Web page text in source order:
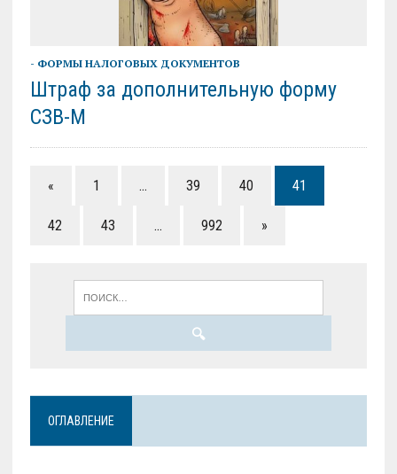
- ФОРМЫ НАЛОГОВЫХ ДОКУМЕНТОВ
Штраф за дополнительную форму
СЗВ-М
« 1 … 39 40 41
42 43 … 992 »
ОГЛАВЛЕНИЕ